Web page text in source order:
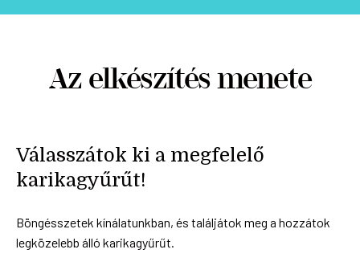
Az elkészítés menete
Válasszátok ki a megfelelő
karikagyűrűt!
Böngésszetek kínálatunkban, és találjátok meg a hozzátok
legközelebb álló karikagyűrűt.